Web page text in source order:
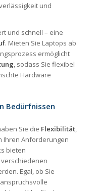
und
und schnell – eine
. Mieten Sie Laptops ab
ermöglicht
, sodass Sie flexibel
Hardware
Bedürfnissen
Sie die Flexibilität,
Ihren Anforderungen
bieten
Egal, ob Sie